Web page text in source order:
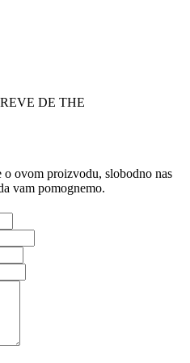
DE THE
ovom proizvodu, slobodno nas
vam pomognemo.